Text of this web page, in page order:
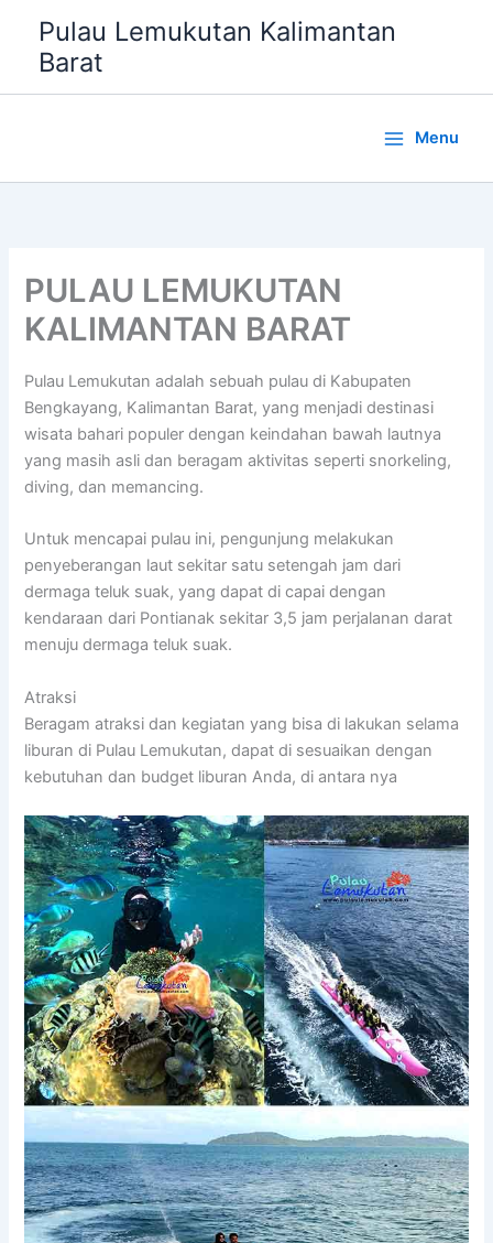
konten
Pulau Lemukutan Kalimantan
Barat
Menu
PULAU LEMUKUTAN
KALIMANTAN BARAT
Pulau Lemukutan adalah sebuah pulau di Kabupaten
Bengkayang, Kalimantan Barat, yang menjadi destinasi
wisata bahari populer dengan keindahan bawah lautnya
yang masih asli dan beragam aktivitas seperti snorkeling,
diving, dan memancing.
Untuk mencapai pulau ini, pengunjung melakukan
penyeberangan laut sekitar satu setengah jam dari
dermaga teluk suak, yang dapat di capai dengan
kendaraan dari Pontianak sekitar 3,5 jam perjalanan darat
menuju dermaga teluk suak.
Atraksi
Beragam atraksi dan kegiatan yang bisa di lakukan selama
liburan di Pulau Lemukutan, dapat di sesuaikan dengan
kebutuhan dan budget liburan Anda, di antara nya